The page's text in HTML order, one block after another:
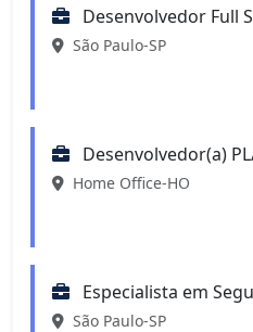
Desenvolvedor Full
São Paulo-SP
Desenvolvedor(a)
Home Office-HO
Especialista em
São Paulo-SP